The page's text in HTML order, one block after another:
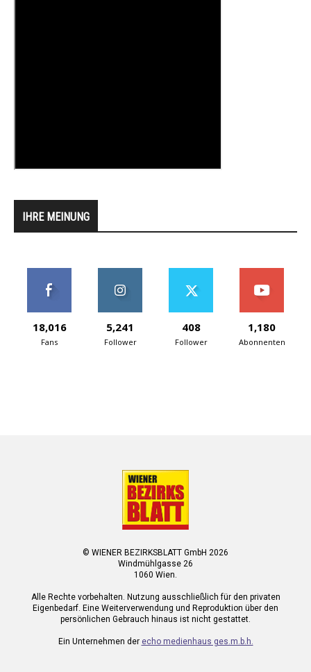
IHRE MEINUNG
18,016
Fans
5,241
Follower
408
Follower
1,180
Abonnenten
© WIENER BEZIRKSBLATT GmbH 2026
Windmühlgasse 26
1060 Wien.
Alle Rechte vorbehalten. Nutzung ausschließlich für den privaten
Eigenbedarf. Eine Weiterverwendung und Reproduktion über den
persönlichen Gebrauch hinaus ist nicht gestattet.
Ein Unternehmen der echo medienhaus ges.m.b.h.